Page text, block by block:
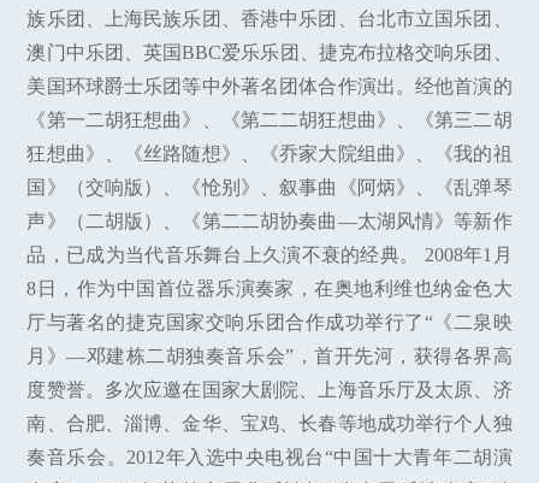
族乐团、上海民族乐团、香港中乐团、台北市立国乐团、
澳门中乐团、英国BBC爱乐乐团、捷克布拉格交响乐团、
美国环球爵士乐团等中外著名团体合作演出。经他首演的
《第一二胡狂想曲》、《第二二胡狂想曲》、《第三二胡
狂想曲》、《丝路随想》、《乔家大院组曲》、《我的祖
国》（交响版）、《怆别》、叙事曲《阿炳》、《乱弹琴
声》（二胡版）、《第二二胡协奏曲—太湖风情》等新作
品，已成为当代音乐舞台上久演不衰的经典。 2008年1月
8日，作为中国首位器乐演奏家，在奥地利维也纳金色大
厅与著名的捷克国家交响乐团合作成功举行了“《二泉映
月》—邓建栋二胡独奏音乐会”，首开先河，获得各界高
度赞誉。多次应邀在国家大剧院、上海音乐厅及太原、济
南、合肥、淄博、金华、宝鸡、长春等地成功举行个人独
奏音乐会。2012年入选中央电视台“中国十大青年二胡演